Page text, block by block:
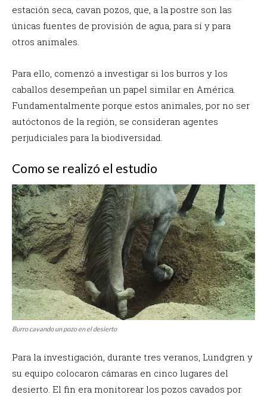
estación seca, cavan pozos, que, a la postre son las
únicas fuentes de provisión de agua, para sí y para
otros animales.
Para ello, comenzó a investigar si los burros y los
caballos desempeñan un papel similar en América.
Fundamentalmente porque estos animales, por no ser
autóctonos de la región, se consideran agentes
perjudiciales para la biodiversidad.
Como se realizó el estudio
Burro cavando un pozo en el desierto
Para la investigación, durante tres veranos, Lundgren y
su equipo colocaron cámaras en cinco lugares del
desierto. El fin era monitorear los pozos cavados por